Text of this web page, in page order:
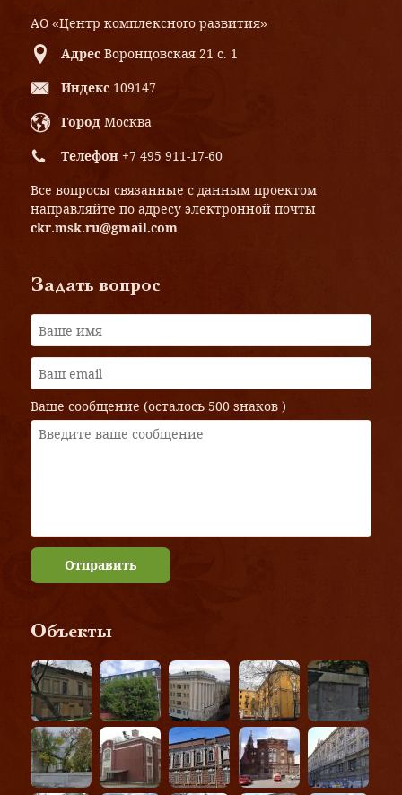
АО «Центр комплексного развития»
Адрес Воронцовская 21 с. 1
Индекс 109147
Город Москва
Телефон +7 495 911-17-60
Все вопросы связанные с данным проектом
направляйте по адресу электронной почты
ckr.msk.ru@gmail.com
Задать вопрос
Ваше сообщение (осталось 500 знаков )
Отправить
Объекты